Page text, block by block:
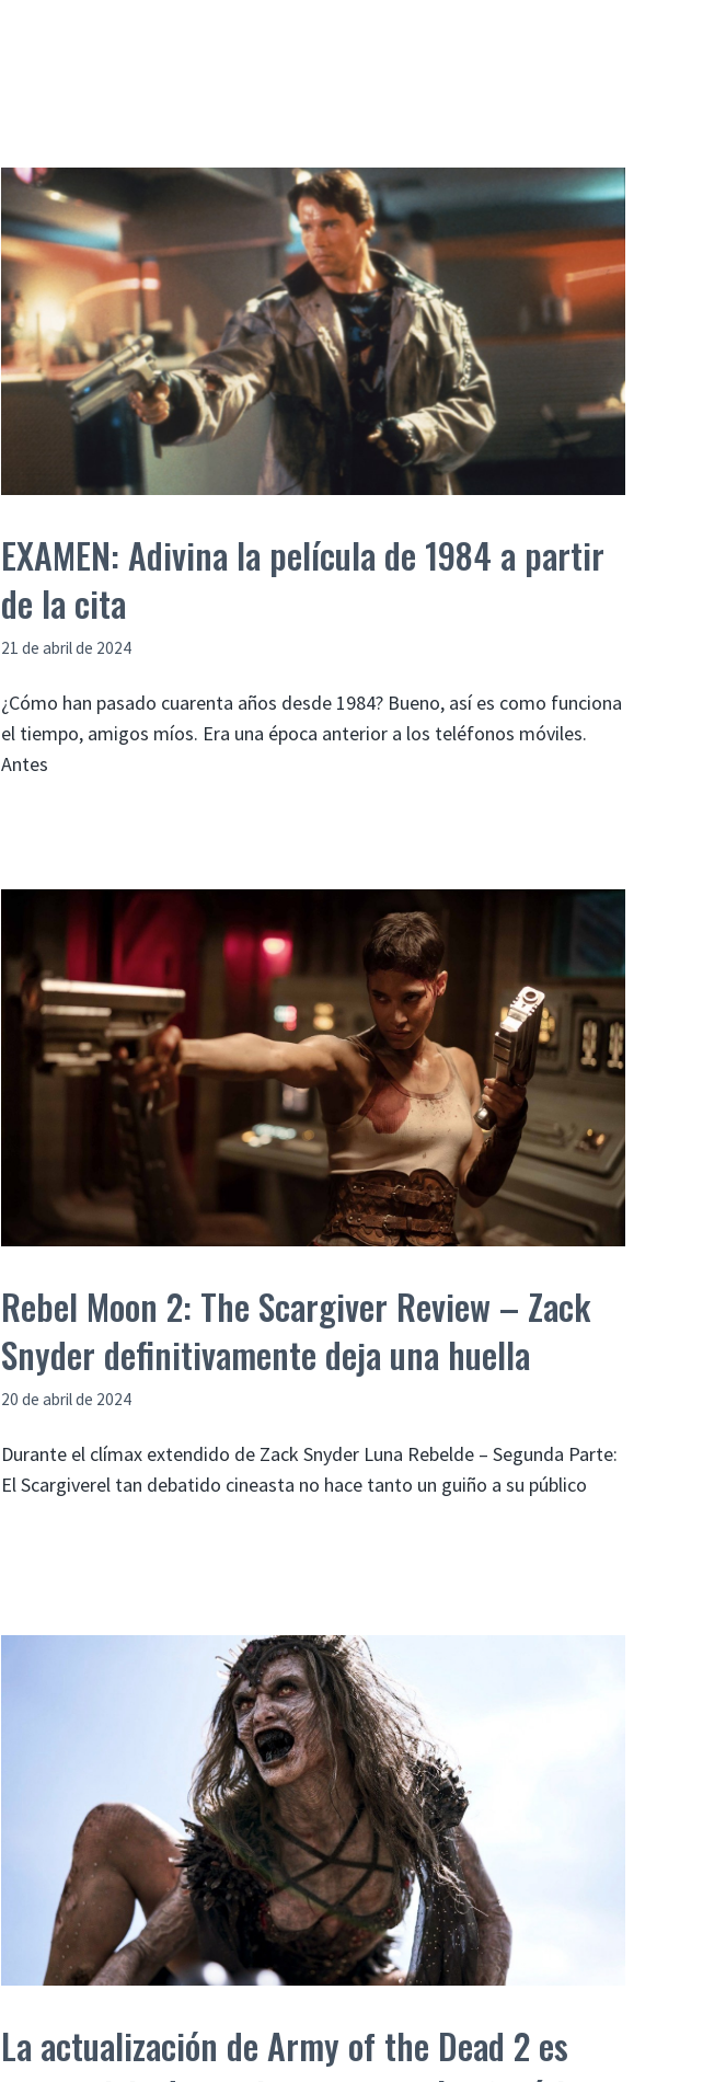
EXAMEN: Adivina la película de 1984 a partir
de la cita
21 de abril de 2024
¿Cómo han pasado cuarenta años desde 1984? Bueno, así es como funciona
el tiempo, amigos míos. Era una época anterior a los teléfonos móviles.
Antes
Rebel Moon 2: The Scargiver Review – Zack
Snyder definitivamente deja una huella
20 de abril de 2024
Durante el clímax extendido de Zack Snyder Luna Rebelde – Segunda Parte:
El Scargiverel tan debatido cineasta no hace tanto un guiño a su público
La actualización de Army of the Dead 2 es